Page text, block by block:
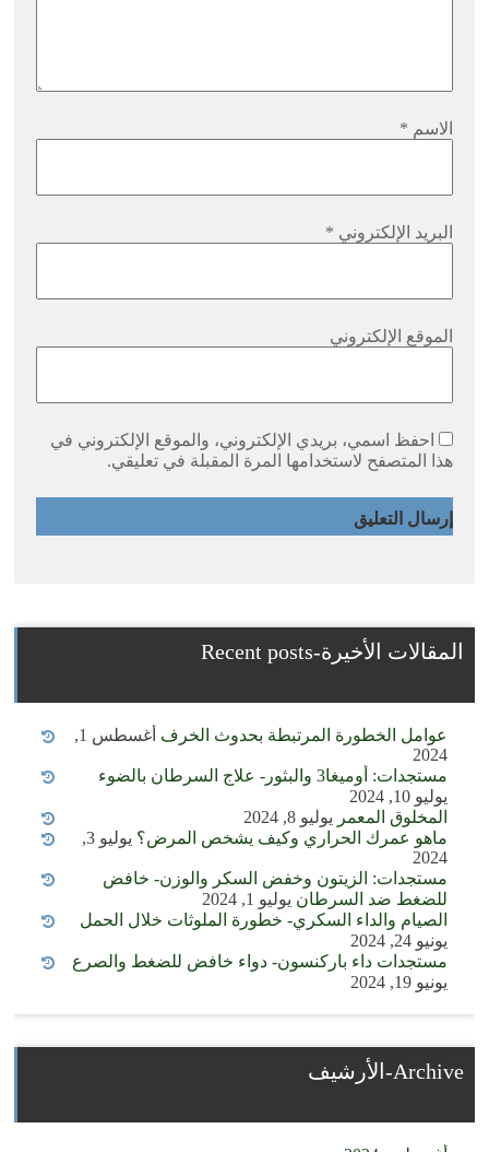
الاسم *
البريد الإلكتروني *
الموقع الإلكتروني
احفظ اسمي، بريدي الإلكتروني، والموقع الإلكتروني في
هذا المتصفح لاستخدامها المرة المقبلة في تعليقي.
المقالات الأخيرة-Recent posts
عوامل الخطورة المرتبطة بحدوث الخرف
أغسطس 1,
2024
مستجدات: أوميغا3 والبثور- علاج السرطان بالضوء
يوليو 10, 2024
المخلوق المعمر يوليو 8, 2024
ماهو عمرك الحراري وكيف يشخص المرض؟
يوليو 3,
2024
مستجدات: الزيتون وخفض السكر والوزن- خافض
للضغط ضد السرطان يوليو 1, 2024
الصيام والداء السكري- خطورة الملوثات خلال الحمل
يونيو 24, 2024
مستجدات داء باركنسون- دواء خافض للضغط والصرع
يونيو 19, 2024
Archive-الأرشيف